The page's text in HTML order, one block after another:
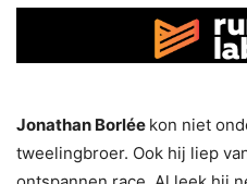
Jonathan Borlée kon niet
tweelingbroer. Ook hij liep